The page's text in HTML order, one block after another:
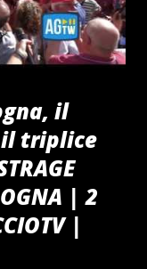
il
il triplice
| 2
|